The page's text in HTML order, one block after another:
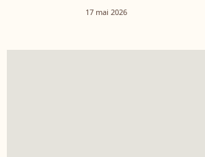
17 mai 2026